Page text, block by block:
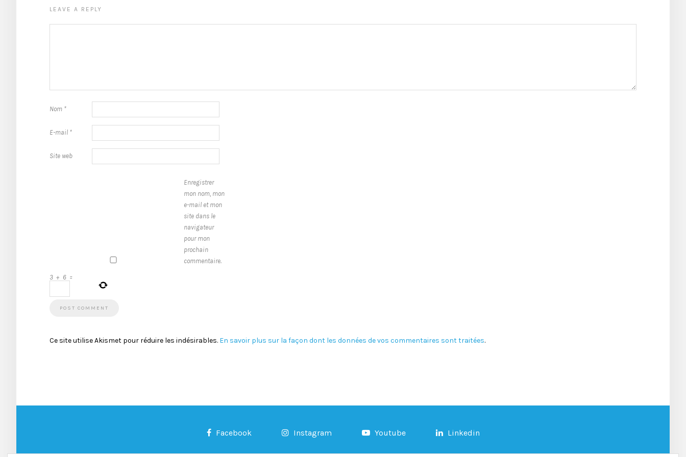
LEAVE A REPLY
Nom *
E-mail *
Site web
Enregistrer
mon nom, mon
e-mail et mon
site dans le
navigateur
pour mon
prochain
commentaire.
3 + 6 =
Ce site utilise Akismet pour réduire les indésirables. En savoir plus sur la façon dont les données de vos commentaires sont traitées.
Facebook Instagram Youtube Linkedin